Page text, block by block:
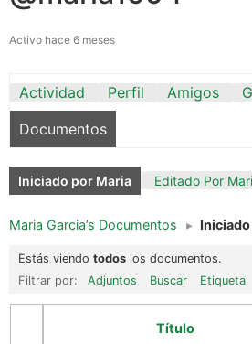
Activo hace 6 meses
Actividad Perfil Amigos
Documentos
Iniciado por Maria Editado Por
Maria Garcia’s Documentos ▸
Estás viendo todos los documentos.
Filtrar por:
Adjuntos Buscar Etiqueta
Título